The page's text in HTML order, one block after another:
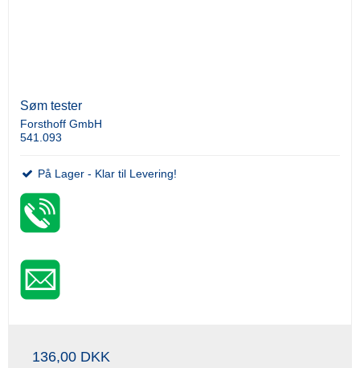
Søm tester
Forsthoff GmbH
541.093
På Lager - Klar til Levering!
136,00 DKK